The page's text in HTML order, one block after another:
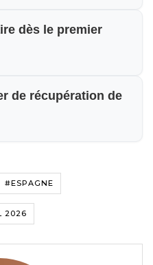
dès le premier
de récupération de
#ESPAGNE
2026